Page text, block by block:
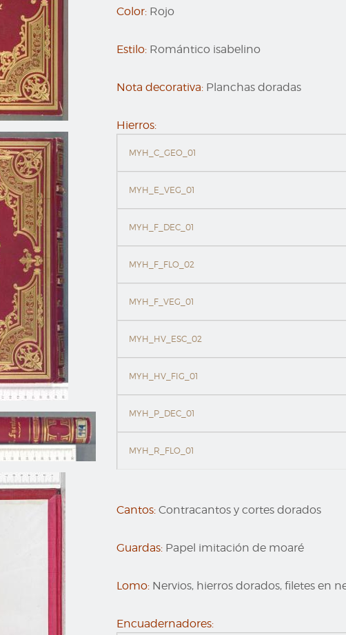
Color: Rojo
Estilo: Romántico isabelino
Nota decorativa: Planchas doradas
Hierros:
MYH_C_GEO_01
MYH_E_VEG_01
MYH_F_DEC_01
MYH_F_FLO_02
MYH_F_VEG_01
MYH_HV_ESC_02
MYH_HV_FIG_01
MYH_P_DEC_01
MYH_R_FLO_01
Cantos: Contracantos y cortes dorados
Guardas: Papel imitación de moaré
Lomo: Nervios, hierros dorados, filetes en
Encuadernadores: